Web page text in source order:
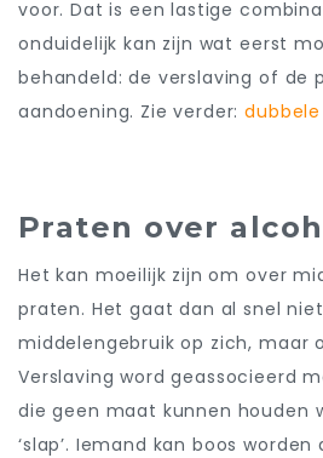
voor. Dat is een lastige
onduidelijk kan zijn wat eerst
behandeld: de verslaving of de
aandoening. Zie verder:
Praten over
Het kan moeilijk zijn om over
praten. Het gaat dan al snel
middelengebruik op zich, maar
Verslaving wordgeassocieerd
die geen maat kunnen houden
‘slap’. Iemand kan boos worden